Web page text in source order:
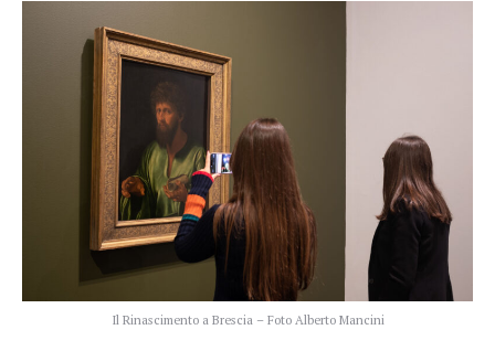
Il Rinascimento a Brescia – Foto Alberto Mancini